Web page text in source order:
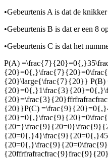
•Gebeurtenis A is dat de
•Gebeurtenis B is dat er een 8
•Gebeurtenis C is dat het
P(A) =
{20}\large{\frac{7}{20}} P(B)
{20}}P(C) =